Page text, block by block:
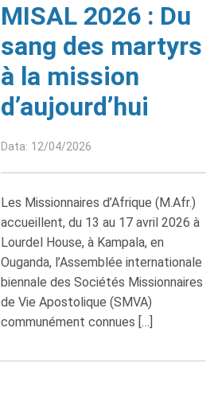
MISAL 2026 : Du
sang des martyrs
à la mission
d’aujourd’hui
Data: 12/04/2026
Les Missionnaires d’Afrique (M.Afr.)
accueillent, du 13 au 17 avril 2026 à
Lourdel House, à Kampala, en
Ouganda, l’Assemblée internationale
biennale des Sociétés Missionnaires
de Vie Apostolique (SMVA)
communément connues […]